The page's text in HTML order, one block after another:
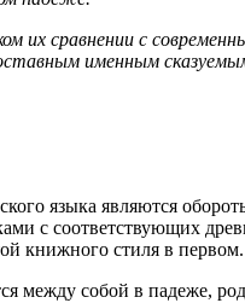
их сравнении с
именным
языка являются
с соответствующих
книжного стиля в первом.
между собой в падеже,